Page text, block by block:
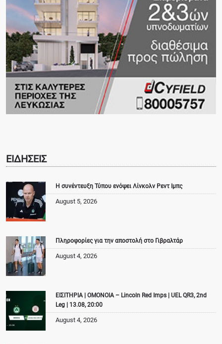
ΕΙΔΗΣΕΙΣ
Η συνέντευξη Τύπου ενόψει Λίνκολν Ρεντ Ιμπς
August 5, 2026
Πληροφορίες για την αποστολή στο Γιβραλτάρ
August 4, 2026
ΕΙΣΙΤΗΡΙΑ | ΟΜΟΝΟΙΑ – Lincoln Red Imps | UEL QR3, 2nd
Leg | 13.08, 20:00
August 4, 2026